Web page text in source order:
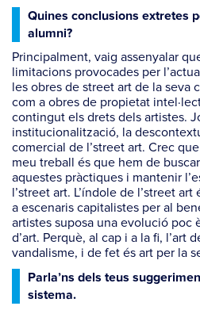
Quines conclusions extretes
alumni?
Principalment, vaig assenyalar
limitacions provocades per
les obres de street art de la seva
com a obres de propietat
contingut els drets dels artistes.
institucionalització, la
comercial de l’street art. Crec
meu treball és que hem de
aquestes pràctiques i mantenir
l’street art. L’índole de l’street
a escenaris capitalistes per al
artistes suposa una evolució poc
d’art. Perquè, al cap i a la fi, l’art
vandalisme, i de fet és art per la
Parla’ns dels teus
sistema.